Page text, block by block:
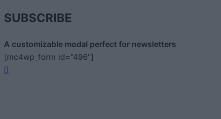
SUBSCRIBE
A customizable modal perfect for newsletters
[mc4wp_form id="496"]